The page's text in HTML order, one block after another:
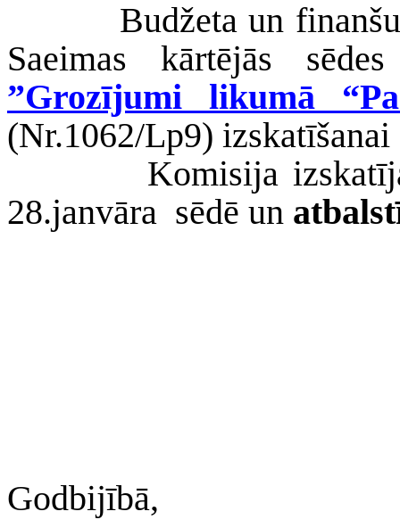
Budžeta un
Saeimas kārtējās
”Grozījumi likumā
(Nr.1062/Lp9)
Komisija
28.janvāra sēdē un
Godbijībā,